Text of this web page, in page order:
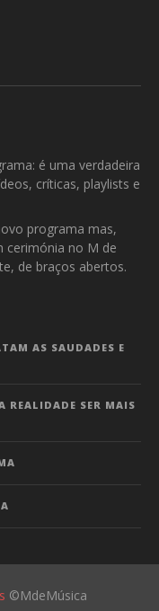
é uma verdadeira
críticas, playlists e
programa mas,
cerimónia no M de
de braços abertos.
AS SAUDADES E
REALIDADE SER MAIS
©MdeMúsica